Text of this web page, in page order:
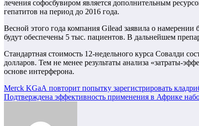
лечения софосбувиром является дополнительным
гепатитов на период до 2016 года.
Весной этого года компания Gilead заявила о
будут обеспечены 5 тыс. пациентов. В дальнейшем
Стандартная стоимость 12-недельного курса Совалди
долларов. Тем не менее результаты анализа «затраты-
основе интерферона.
Навигация
по
Merck KGaА повторит попытку зарегистрировать
Подтверждена эффективность применения в Африке